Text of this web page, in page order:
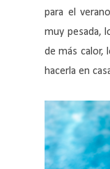
para el
muy pesada,
de más calor,
hacerla en